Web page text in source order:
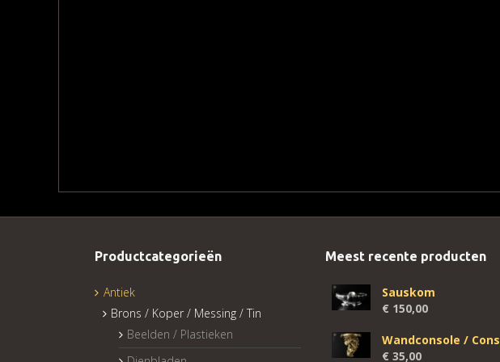
Productcategorieën
Antiek
Brons / Koper / Messing / Tin
Beelden / Plastieken
Meest recente producten
Sauskom
€ 150,00
Wandconsole /
€ 35,00